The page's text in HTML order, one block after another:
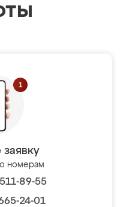
заявку
номерам
89-55
24-01